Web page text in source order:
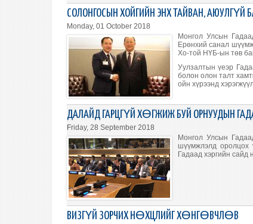
СОЛОНГОСЫН ХОЙГИЙН ЭНХ ТАЙВАН,
Monday, 01 October 2018
Монгол Улсын
Ерөнхий санал
Хо-той НҮБ-ын төв
Уулзалтын үеэр
болон олон талт
ойн хүрээнд
ДАЛАЙД ГАРЦГҮЙ ХӨГЖИЖ БУЙ ОРНУУДЫН
Friday, 28 September 2018
Монгол Улсын
шүүмжлэлд оролцох
Гадаад хэргийн сайд
ВИЗГҮЙ ЗОРЧИХ НӨХЦЛИЙГ ХӨНГӨВЧЛӨВ